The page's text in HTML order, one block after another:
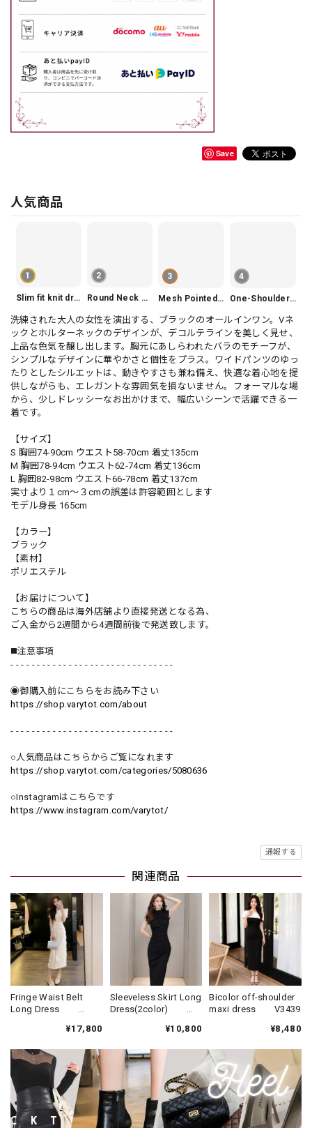
Save
人気商品
1
Slim fit knit dress(3color) V1330
2
Round Neck Tiered Sleeveless Dress V2290
3
Mesh Pointed Toe Pumps V165
4
One-Shoulder Slim-Fit Flattering Mermaid Skirt Dress V2295
洗練された大人の女性を演出する、ブラックのオールインワン。Vネ
ックとホルターネックのデザインが、デコルテラインを美しく見せ、
上品な色気を醸し出します。胸元にあしらわれたバラのモチーフが、
シンプルなデザインに華やかさと個性をプラス。ワイドパンツのゆっ
たりとしたシルエットは、動きやすさも兼ね備え、快適な着心地を提
供しながらも、エレガントな雰囲気を損ないません。フォーマルな場
から、少しドレッシーなお出かけまで、幅広いシーンで活躍できる一
着です。
【サイズ】
S 胸囲74-90cm ウエスト58-70cm 着丈135cm
M 胸囲78-94cm ウエスト62-74cm 着丈136cm
L 胸囲82-98cm ウエスト66-78cm 着丈137cm
実寸より１cm〜３cmの誤差は許容範囲とします
モデル身長 165cm
【カラー】
ブラック
【素材】
ポリエステル
【お届けについて】
こちらの商品は海外店舗より直接発送となる為、
ご入金から2週間から4週間前後で発送致します。
◼️注意事項
- - - - - - - - - - - - - - - - - - - - - - - - - - - - - - -
◉御購入前にこちらをお読み下さい
https://shop.varytot.com/about
- - - - - - - - - - - - - - - - - - - - - - - - - - - - - - -
○人気商品はこちらからご覧になれます
https://shop.varytot.com/categories/5080636
○Instagramはこちらです
https://www.instagram.com/varytot/
通報する
関連商品
Fringe Waist Belt
Long Dress
¥17,800
Sleeveless Skirt Long
Dress(2color)
¥10,800
Bicolor off-shoulder
maxi dress V3439
¥8,480